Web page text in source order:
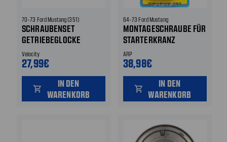
70-73 Ford Mustang (351)
SCHRAUBENSET
GETRIEBEGLOCKE
Velocity
27,99€
shopping_cart
IN DEN
WARENKORB
64-73 Ford Mustang
MONTAGESCHRAUBE FÜR
STARTERKRANZ
ARP
38,98€
shopping_cart
IN DEN
WARENKORB